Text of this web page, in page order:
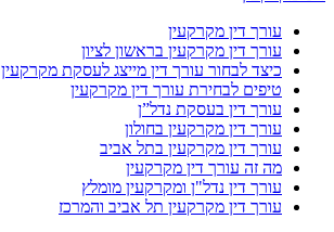
עורך דין מקרקעין
עורך דין מקרקעין בראשון לציון
כיצד לבחור עורך דין מייצג לעסקת מקרקעין
טיפים לבחירת עורך דין מקרקעין
עורך דין בעסקת נדל”ן
עורך דין מקרקעין בחולון
עורך דין מקרקעין בתל אביב
מה זה עורך דין מקרקעין
עורך דין נדל"ן ומקרקעין מומלץ
עורך דין מקרקעין תל אביב והמרכז